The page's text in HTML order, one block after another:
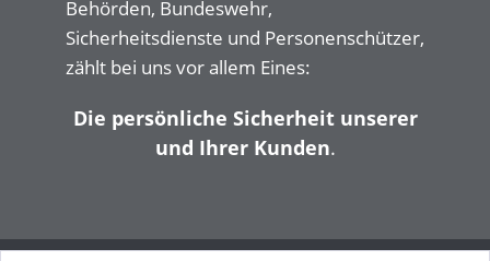
Behörden, Bundeswehr,
Sicherheitsdienste und Personenschützer,
zählt bei uns vor allem Eines:
Die persönliche Sicherheit unserer
und Ihrer Kunden.